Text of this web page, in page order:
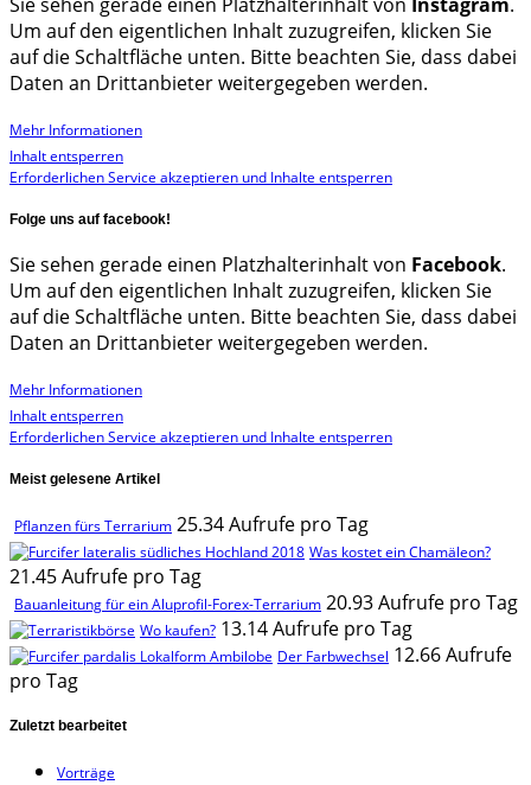
Um auf den eigentlichen Inhalt zuzugreifen, klicken Sie
auf die Schaltfläche unten. Bitte beachten Sie, dass dabei
Daten an Drittanbieter weitergegeben werden.
Mehr Informationen
Inhalt entsperren
Erforderlichen Service akzeptieren und Inhalte entsperren
Folge uns auf facebook!
Sie sehen gerade einen Platzhalterinhalt von Facebook.
Um auf den eigentlichen Inhalt zuzugreifen, klicken Sie
auf die Schaltfläche unten. Bitte beachten Sie, dass dabei
Daten an Drittanbieter weitergegeben werden.
Mehr Informationen
Inhalt entsperren
Erforderlichen Service akzeptieren und Inhalte entsperren
Meist gelesene Artikel
Pflanzen fürs Terrarium 25.34 Aufrufe pro Tag
Was kostet ein Chamäleon?
21.45 Aufrufe pro Tag
Bauanleitung für ein Aluprofil-Forex-Terrarium 20.93 Aufrufe pro Tag
Wo kaufen? 13.14 Aufrufe pro Tag
Der Farbwechsel 12.66 Aufrufe
pro Tag
Zuletzt bearbeitet
Vorträge